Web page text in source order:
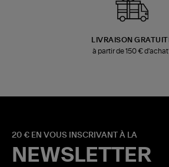
LIVRAISON
à partir de 150 €
20 € EN VOUS INSCRIVANT À LA
NEWSLETTER